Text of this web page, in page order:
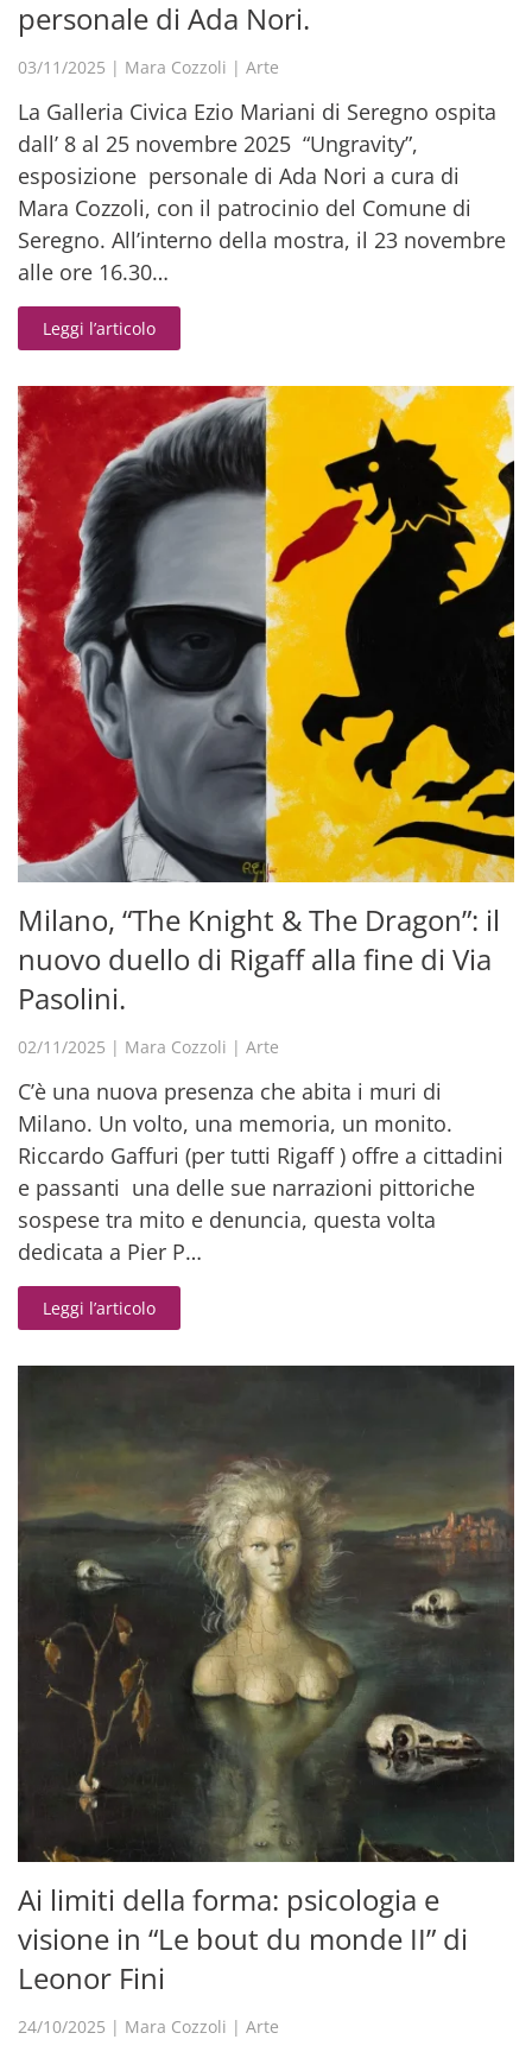
personale di Ada Nori.
03/11/2025 | Mara Cozzoli | Arte
La Galleria Civica Ezio Mariani di Seregno ospita
dall’ 8 al 25 novembre 2025 “Ungravity”,
esposizione personale di Ada Nori a cura di
Mara Cozzoli, con il patrocinio del Comune di
Seregno. All’interno della mostra, il 23 novembre
alle ore 16.30…
Leggi l’articolo
Milano, “The Knight & The Dragon”: il
nuovo duello di Rigaff alla fine di Via
Pasolini.
02/11/2025 | Mara Cozzoli | Arte
C’è una nuova presenza che abita i muri di
Milano. Un volto, una memoria, un monito.
Riccardo Gaffuri (per tutti Rigaff ) offre a cittadini
e passanti una delle sue narrazioni pittoriche
sospese tra mito e denuncia, questa volta
dedicata a Pier P…
Leggi l’articolo
Ai limiti della forma: psicologia e
visione in “Le bout du monde II” di
Leonor Fini
24/10/2025 | Mara Cozzoli | Arte